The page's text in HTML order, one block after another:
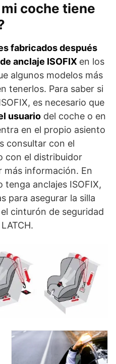
coche tiene
fabricados después
anclaje ISOFIX en los
algunos modelos más
tenerlos. Para saber si
es necesario que
usuario del coche o en
en el propio asiento
consultar con el
con el distribuidor
información. En
anclajes ISOFIX,
para asegurar la silla
cinturón de seguridad